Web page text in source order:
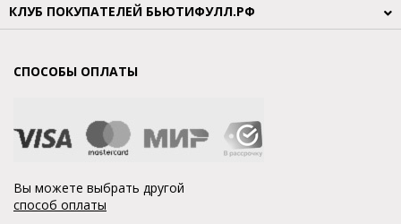
КЛУБ ПОКУПАТЕЛЕЙ БЬЮТИФУЛЛ.РФ
СПОСОБЫ ОПЛАТЫ
Вы можете выбрать другой
способ оплаты